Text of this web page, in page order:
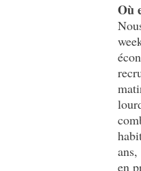
Où
en